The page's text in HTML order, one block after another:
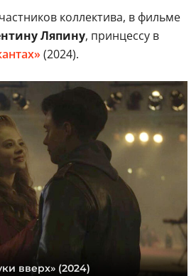
коллектива, в фильме
Ляпину, принцессу в
(2024).
вверх» (2024)